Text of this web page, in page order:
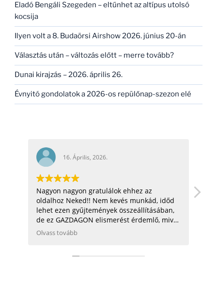
Eladó Bengáli Szegeden – eltűnhet az altípus utolsó
kocsija
Ilyen volt a 8. Budaörsi Airshow 2026. június 20-án
Választás után – változás előtt – merre tovább?
Dunai kirajzás – 2026. április 26.
Évnyitó gondolatok a 2026-os repülőnap-szezon elé
16. Április, 2026.
Nagyon nagyon gratulálok ehhez az
oldalhoz Neked!! Nem kevés munkád, időd
lehet ezen gyűjtemények összeállításában,
de ez GAZDAGON elismerést érdemlő, mivel
ezen adatok összegyűjtése, rendszerezése
helikopterrel (MI2) kapcsolatban tudok
Olvass tovább